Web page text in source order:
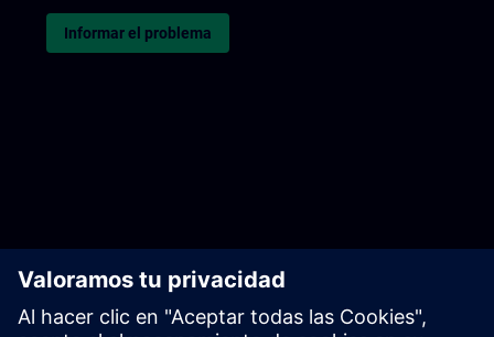
Informar el problema